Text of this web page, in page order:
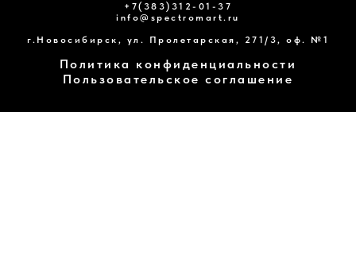
+7(383)312-01-37
info@spectromart.ru
г.Новосибирск, ул. Пролетарская, 271/3, оф. №1
Политика конфиденциальности
Пользовательское соглашение